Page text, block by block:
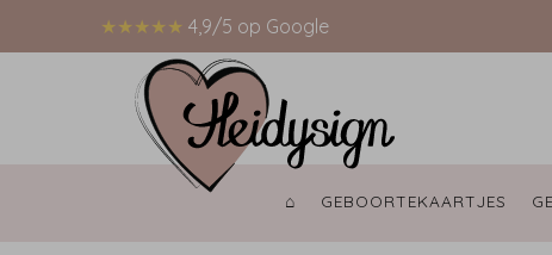
★★★★★ 4,9/5 op Google
⌂ GEBOORTEKAARTJES